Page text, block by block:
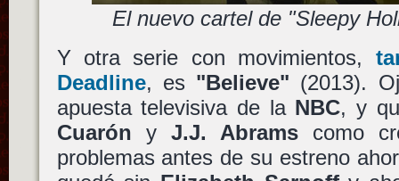
El nuevo cartel de "Sleepy
Y otra serie con movimientos,
Deadline, es "Believe" (2013).
apuesta televisiva de la NBC, y
Cuarón y J.J. Abramscomo
problemas antes de su estreno